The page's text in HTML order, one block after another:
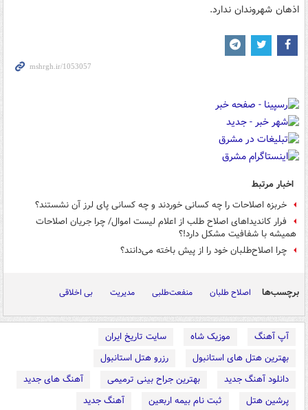
اذهان شهروندان ندارد.
اخبار مرتبط
خربزه اصلاحات را چه کسانی خوردند و چه کسانی پای لرز آن نشستند؟
فرار کاندیداهای اصلاح طلب از اعلام لیست اموال/ چرا جریان اصلاحات
همیشه با شفافیت مشکل دارد!؟
چرا اصلاح‌طلبان خود را از پیش باخته می‌دانند؟
برچسب‌ها اصلاح طلبان منفعت‌طلبی مدیریت بی اخلاقی
آپ آهنگ موزیک شاه
سایت تاریخ ایران
بهترین هتل های استانبول
رزرو هتل استانبول
دانلود آهنگ جدید
بهترین جراح بینی ترمیمی
آهنگ های جدید
پرشین هتل
ثبت نام بیمه اربعین
آهنگ جدید